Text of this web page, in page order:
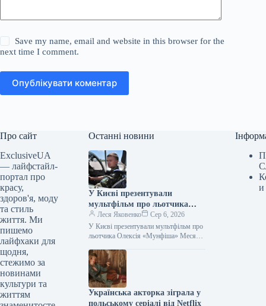
Save my name, email and website in this browser for the
next time I comment.
Опублікувати коментар
Про сайт
ExclusiveUA
— лайфстайл-
портал про
красу,
здоров'я, моду
та стиль
життя. Ми
пишемо
лайфхаки для
щодня,
стежимо за
новинами
культури та
життям
Останні новини
У Києві презентували
мультфільм про льотчика
Олексія «Мунфіша» Меся
Леся Яковенко
Сер 6, 2026
У Києві презентували мультфільм про
льотчика Олексія «Мунфіша» Меся
Музеї війни відбулася презентація
першого мультфільму…
Українська акторка зіграла у
польському серіалі від Netflix
и